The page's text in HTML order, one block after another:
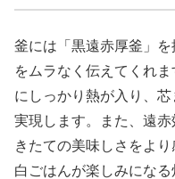
釜には「黒遠赤厚釜」
をムラなく伝えてくれ
にしっかり熱が入り、
実現します。また、遠
きたての美味しさをよ
白ごはんが楽しみになる